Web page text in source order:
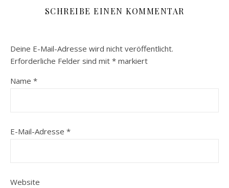
SCHREIBE EINEN KOMMENTAR
Deine E-Mail-Adresse wird nicht veröffentlicht.
Erforderliche Felder sind mit * markiert
Name *
E-Mail-Adresse *
Website